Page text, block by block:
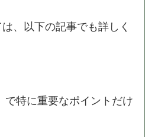
、以下の記事でも詳しく
で特に重要なポイントだけ